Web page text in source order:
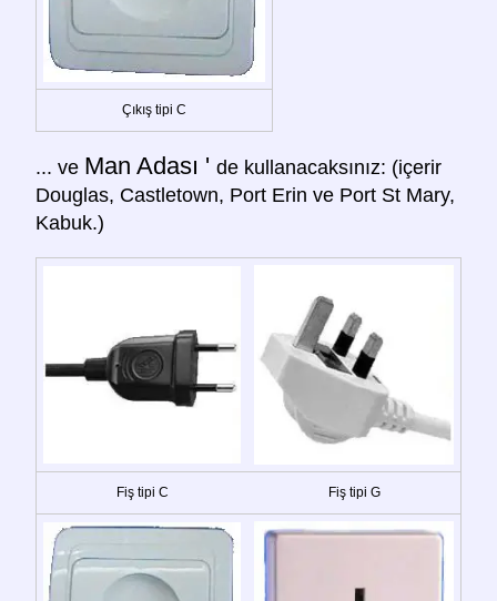
Çıkış tipi C
... ve Man Adası ' de kullanacaksınız: (içerir
Douglas, Castletown, Port Erin ve Port St Mary,
Kabuk.)
Fiş tipi C Fiş tipi G